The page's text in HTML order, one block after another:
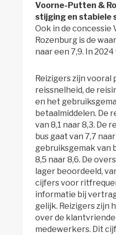
Voorne-Putten &
stijging en stabiele
Ook in de
Rozenburg is de
naar een 7,9. In
Reizigers zijn vooral
reissnelheid, de
en het
betaalmiddelen. De
van 8,1 naar 8,3. De
bus gaat van 7,7
gebruiksgemak van
8,5 naar 8,6. De
lager beoordeeld,
cijfers voor
informatie bij
gelijk. Reizigers zijn
over de
medewerkers. Dit